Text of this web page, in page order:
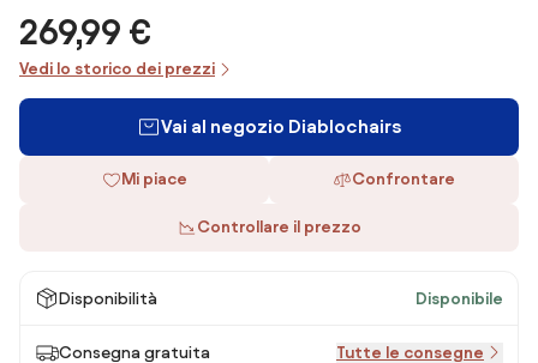
269,99 €
Vedi lo storico dei prezzi
Vai al negozio Diablochairs
Mi piace Confrontare
Controllare il prezzo
Disponibilità Disponibile
Consegna gratuita Tutte le consegne